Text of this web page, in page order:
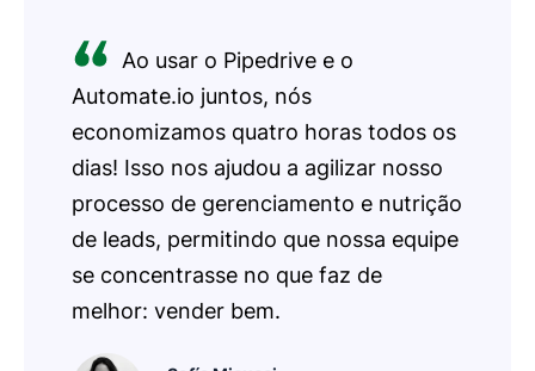
Ao usar o Pipedrive e o
Automate.io juntos, nós
economizamos quatro horas todos os
dias! Isso nos ajudou a agilizar nosso
processo de gerenciamento e nutrição
de leads, permitindo que nossa equipe
se concentrasse no que faz de
melhor: vender bem.